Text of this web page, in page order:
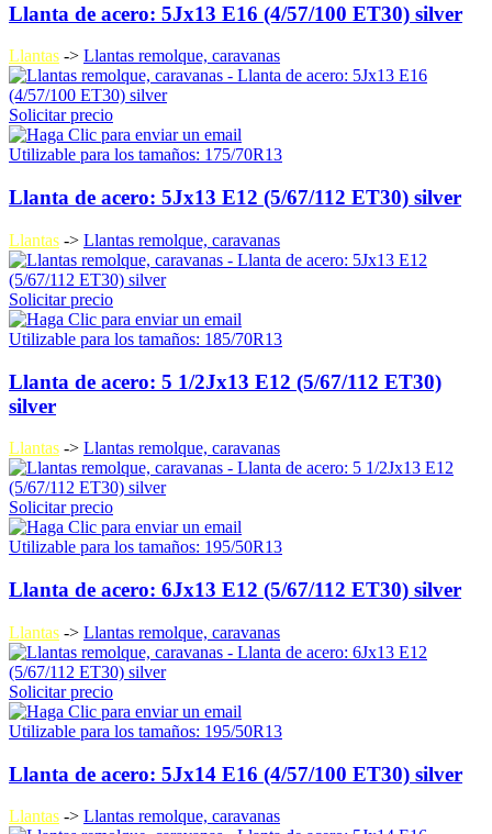
Llanta de acero: 5Jx13 E16 (4/57/100 ET30) silver
Llantas -> Llantas remolque, caravanas
Solicitar precio
Utilizable para los tamaños: 175/70R13
Llanta de acero: 5Jx13 E12 (5/67/112 ET30) silver
Llantas -> Llantas remolque, caravanas
Solicitar precio
Utilizable para los tamaños: 185/70R13
Llanta de acero: 5 1/2Jx13 E12 (5/67/112 ET30)
silver
Llantas -> Llantas remolque, caravanas
Solicitar precio
Utilizable para los tamaños: 195/50R13
Llanta de acero: 6Jx13 E12 (5/67/112 ET30) silver
Llantas -> Llantas remolque, caravanas
Solicitar precio
Utilizable para los tamaños: 195/50R13
Llanta de acero: 5Jx14 E16 (4/57/100 ET30) silver
Llantas -> Llantas remolque, caravanas